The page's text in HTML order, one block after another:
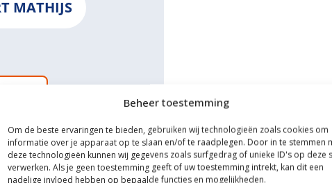
Beheer toestemming
Om de beste ervaringen te bieden, gebruiken wij technologieën zoals cookies om
informatie over je apparaat op te slaan en/of te raadplegen. Door in te stemmen
deze technologieën kunnen wij gegevens zoals surfgedrag of unieke ID's op deze
verwerken. Als je geen toestemming geeft of uw toestemming intrekt, kan dit een
nadelige invloed hebben op bepaalde functies en mogelijkheden.
MATHIJS
ONS